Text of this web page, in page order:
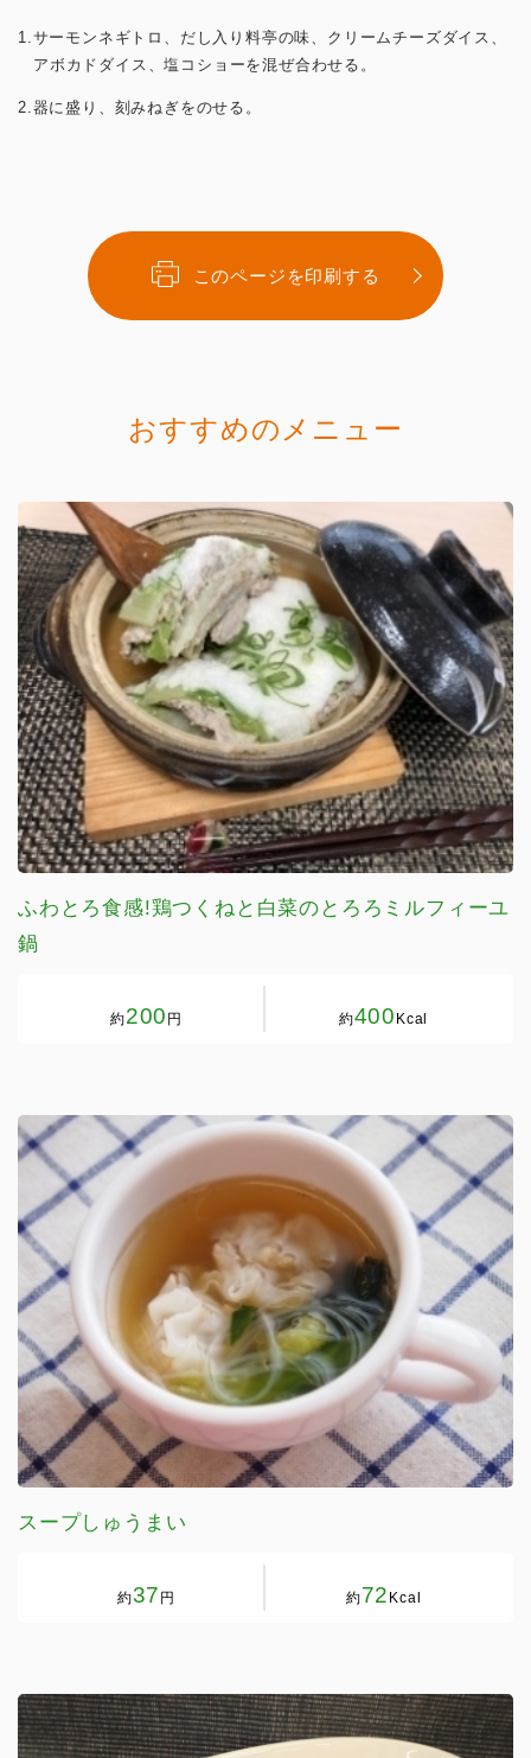
1.サーモンネギトロ、だし入り料亭の味、クリームチーズダイス、
アボカドダイス、塩コショーを混ぜ合わせる。
2.器に盛り、刻みねぎをのせる。
このページを印刷する
おすすめのメニュー
ふわとろ食感!鶏つくねと白菜のとろろミルフィーユ
鍋
約200 円 約400 Kcal
スープしゅうまい
約37 円 約72 Kcal